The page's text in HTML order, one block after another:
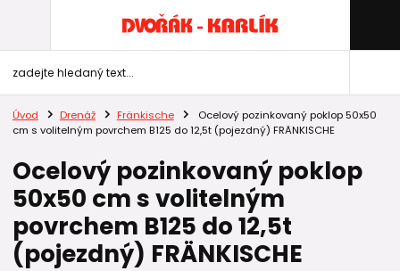
Úvod Drenáž Fränkische
Ocelový pozinkovaný poklop 50x50
cm s volitelným povrchem B125 do 12,5t (pojezdný) FRÄNKISCHE
Ocelový pozinkovaný poklop
50x50 cm s volitelným
povrchem B125 do 12,5t
(pojezdný) FRÄNKISCHE